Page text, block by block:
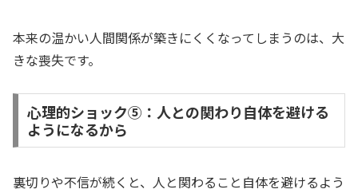
本来の温かい人間関係が築きにくくなってしまうのは、大
きな喪失です。
心理的ショック⑤：人との関わり自体を避ける
ようになるから
裏切りや不信が続くと、人と関わること自体を避けるよう